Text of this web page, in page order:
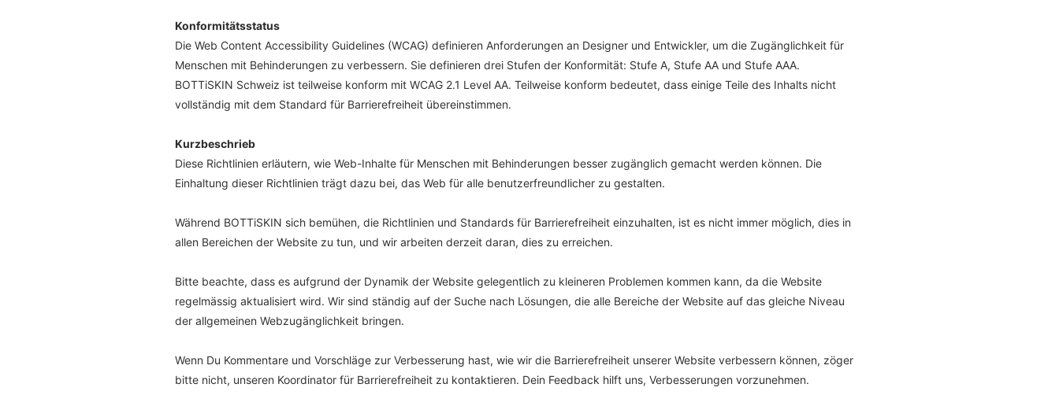
Konformitätsstatus
Die Web Content Accessibility Guidelines (WCAG) definieren Anforderungen an Designer und Entwickler, um die Zugänglichkeit für
Menschen mit Behinderungen zu verbessern. Sie definieren drei Stufen der Konformität: Stufe A, Stufe AA und Stufe AAA.
BOTTiSKIN Schweiz ist teilweise konform mit WCAG 2.1 Level AA. Teilweise konform bedeutet, dass einige Teile des Inhalts nicht
vollständig mit dem Standard für Barrierefreiheit übereinstimmen.
Kurzbeschrieb
Diese Richtlinien erläutern, wie Web-Inhalte für Menschen mit Behinderungen besser zugänglich gemacht werden können. Die
Einhaltung dieser Richtlinien trägt dazu bei, das Web für alle benutzerfreundlicher zu gestalten.
Während BOTTiSKIN sich bemühen, die Richtlinien und Standards für Barrierefreiheit einzuhalten, ist es nicht immer möglich, dies in
allen Bereichen der Website zu tun, und wir arbeiten derzeit daran, dies zu erreichen.
Bitte beachte, dass es aufgrund der Dynamik der Website gelegentlich zu kleineren Problemen kommen kann, da die Website
regelmässig aktualisiert wird. Wir sind ständig auf der Suche nach Lösungen, die alle Bereiche der Website auf das gleiche Niveau
der allgemeinen Webzugänglichkeit bringen.
Wenn Du Kommentare und Vorschläge zur Verbesserung hast, wie wir die Barrierefreiheit unserer Website verbessern können, zöger
bitte nicht, unseren Koordinator für Barrierefreiheit zu kontaktieren. Dein Feedback hilft uns, Verbesserungen vorzunehmen.